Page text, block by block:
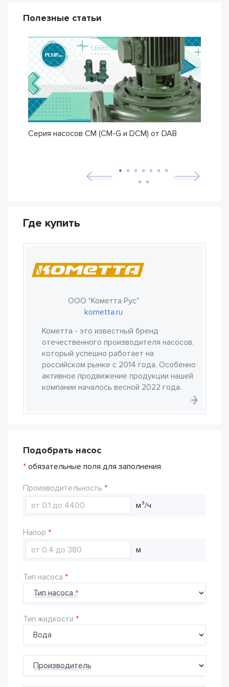
Полезные статьи
Серия насосов CM (CM-G и DCM) от DAB
Где купить
ООО "Кометта Рус"
kometta.ru
Кометта - это известный бренд
отечественного производителя насосов,
который успешно работает на
российском рынке с 2014 года. Особенно
активное продвижение продукции нашей
компании началось весной 2022 года.
Подобрать насос
* обязательные поля для заполнения
Производительность
м³/ч
Напор
м
Тип насоса
Тип насоса
Тип жидкости
Производитель